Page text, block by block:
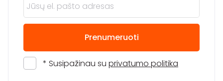
Prenumeruoti
* Susipažinau su privatumo politika